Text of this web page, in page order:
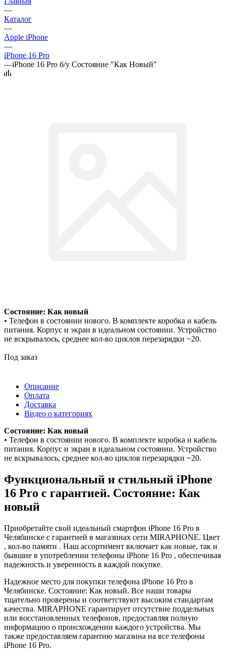
—
Каталог
—
Apple iPhone
—
iPhone 16 Pro
—iPhone 16 Pro б/у Состояние "Как Новый"
Состояние: Как новый
• Телефон в состоянии нового. В комплекте коробка и кабель
питания. Корпус и экран в идеальном состоянии. Устройство
не вскрывалось, среднее кол-во циклов перезарядки ~20.
Под заказ
Описание
Оплата
Доставка
Видео о категориях
Состояние: Как новый
• Телефон в состоянии нового. В комплекте коробка и кабель
питания. Корпус и экран в идеальном состоянии. Устройство
не вскрывалось, среднее кол-во циклов перезарядки ~20.
Функциональный и стильный iPhone
16 Pro с гарантией. Состояние: Как
новый
Приобретайте свой идеальный смартфон iPhone 16 Pro в
Челябинске с гарантией в магазинах сети MIRAPHONE. Цвет
, кол-во памяти . Наш ассортимент включает как новые, так и
бывшие в употреблении телефоны iPhone 16 Pro , обеспечивая
надежность и уверенность в каждой покупке.
Надежное место для покупки телефона iPhone 16 Pro в
Челябинске. Состояние: Как новый. Все наши товары
тщательно проверены и соответствуют высоким стандартам
качества. MIRAPHONE гарантирует отсутствие поддельных
или восстановленных телефонов, предоставляя полную
информацию о происхождении каждого устройства. Мы
также предоставляем гарантию магазина на все телефоны
iPhone 16 Pro.